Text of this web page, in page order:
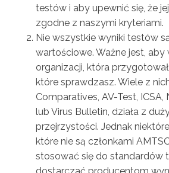
testów i aby upewnić się, że
zgodne z naszymi kryteriami.
Nie wszystkie wyniki testów
wartościowe. Ważne jest,
organizacji, która
które sprawdzasz. Wiele z
Comparatives, AV-Test, ICSA,
lub Virus Bulletin, działa z
przejrzystości. Jednak
które nie są członkami
stosować się do standardów